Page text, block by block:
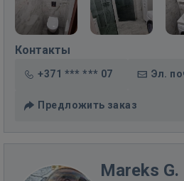
Контакты
+371 *** *** 07 Эл.
Предложить заказ
Mareks G.